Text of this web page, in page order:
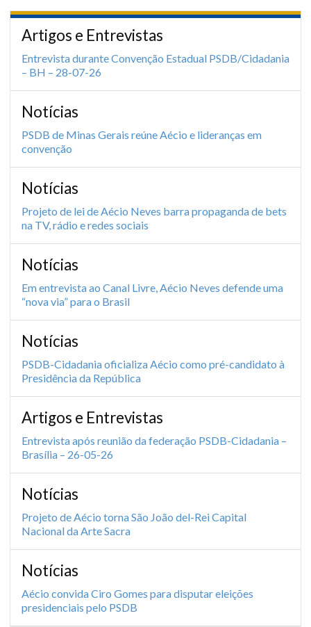
Artigos e Entrevistas
Entrevista durante Convenção Estadual PSDB/Cidadania
– BH – 28-07-26
Notícias
PSDB de Minas Gerais reúne Aécio e lideranças em
convenção
Notícias
Projeto de lei de Aécio Neves barra propaganda de bets
na TV, rádio e redes sociais
Notícias
Em entrevista ao Canal Livre, Aécio Neves defende uma
“nova via” para o Brasil
Notícias
PSDB-Cidadania oficializa Aécio como pré-candidato à
Presidência da República
Artigos e Entrevistas
Entrevista após reunião da federação PSDB-Cidadania –
Brasília – 26-05-26
Notícias
Projeto de Aécio torna São João del-Rei Capital
Nacional da Arte Sacra
Notícias
Aécio convida Ciro Gomes para disputar eleições
presidenciais pelo PSDB